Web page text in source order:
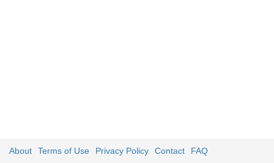
About Terms of Use Privacy Policy Contact FAQ